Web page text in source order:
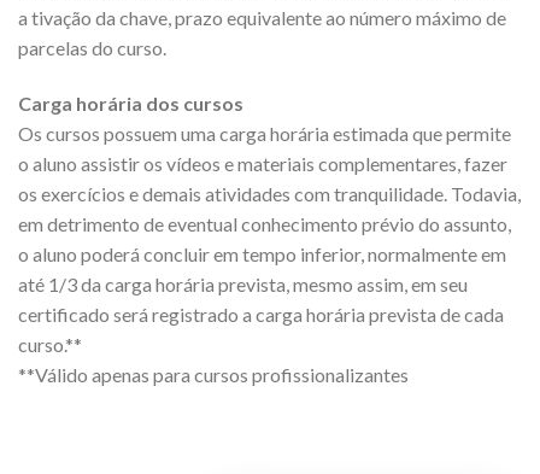
a tivação da chave, prazo equivalente ao número máximo de
parcelas do curso.
Carga horária dos cursos
Os cursos possuem uma carga horária estimada que permite
o aluno assistir os vídeos e materiais complementares, fazer
os exercícios e demais atividades com tranquilidade. Todavia,
em detrimento de eventual conhecimento prévio do assunto,
o aluno poderá concluir em tempo inferior, normalmente em
até 1/3 da carga horária prevista, mesmo assim, em seu
certificado será registrado a carga horária prevista de cada
curso.**
**Válido apenas para cursos profissionalizantes